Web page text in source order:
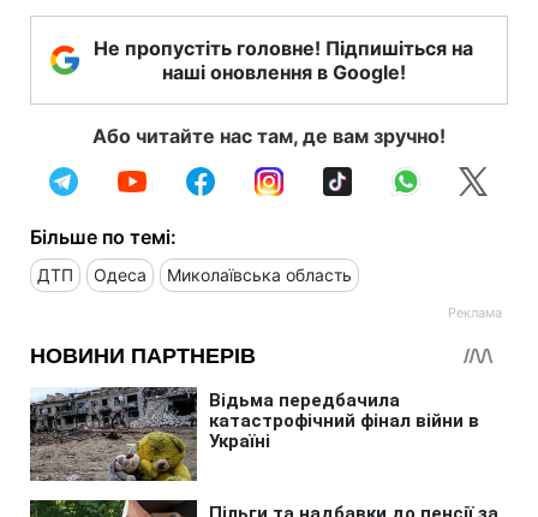
Не пропустіть головне! Підпишіться на
наші оновлення в Google!
Або читайте нас там, де вам зручно!
Більше по темі:
ДТП Одеса Миколаївська область